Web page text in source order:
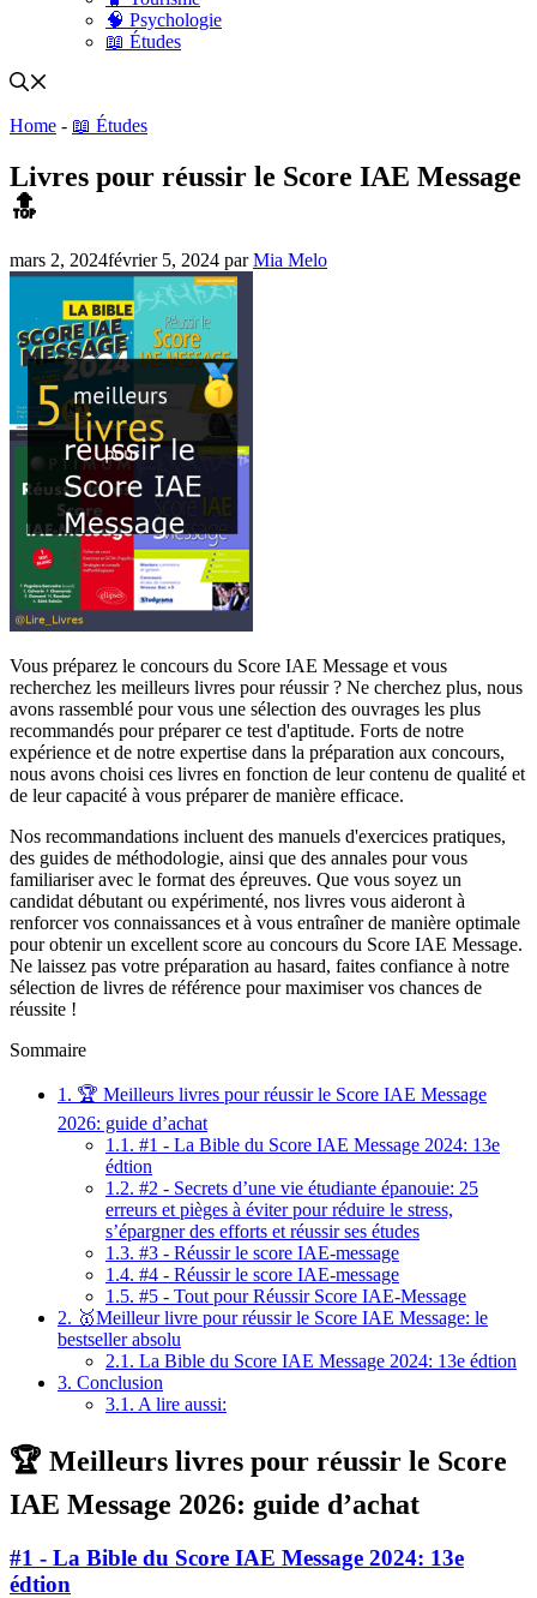
🧠 Psychologie
📖 Études
Home - 📖 Études
Livres pour réussir le Score IAE Message
🔝
mars 2, 2024février 5, 2024 parMia Melo
Vous préparez le concours du Score IAE Message et vous
recherchez les meilleurs livres pour réussir ? Ne cherchez plus, nous
avons rassemblé pour vous une sélection des ouvrages les plus
recommandés pour préparer ce test d'aptitude. Forts de notre
expérience et de notre expertise dans la préparation aux concours,
nous avons choisi ces livres en fonction de leur contenu de qualité et
de leur capacité à vous préparer de manière efficace.
Nos recommandations incluent des manuels d'exercices pratiques,
des guides de méthodologie, ainsi que des annales pour vous
familiariser avec le format des épreuves. Que vous soyez un
candidat débutant ou expérimenté, nos livres vous aideront à
renforcer vos connaissances et à vous entraîner de manière optimale
pour obtenir un excellent score au concours du Score IAE Message.
Ne laissez pas votre préparation au hasard, faites confiance à notre
sélection de livres de référence pour maximiser vos chances de
réussite !
Sommaire
1. 🏆 Meilleurs livres pour réussir le Score IAE Message
2026: guide d’achat
1.1. #1 - La Bible du Score IAE Message 2024: 13e
édtion
1.2. #2 - Secrets d’une vie étudiante épanouie: 25
erreurs et pièges à éviter pour réduire le stress,
s’épargner des efforts et réussir ses études
1.3. #3 - Réussir le score IAE-message
1.4. #4 - Réussir le score IAE-message
1.5. #5 - Tout pour Réussir Score IAE-Message
2. 🥇Meilleur livre pour réussir le Score IAE Message: le
bestseller absolu
2.1. La Bible du Score IAE Message 2024: 13e édtion
3. Conclusion
3.1. A lire aussi:
🏆 Meilleurs livres pour réussir le Score
IAE Message 2026: guide d’achat
#1 - La Bible du Score IAE Message 2024: 13e
édtion